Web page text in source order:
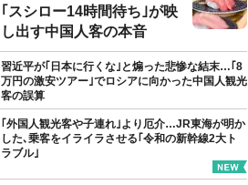
｢スシロー14時間待ち｣が映
し出す中国人客の本音
習近平が｢日本に行くな｣と煽った悲惨な結末…｢8
万円の激安ツアー｣でロシアに向かった中国人観光
客の誤算
｢外国人観光客や子連れ｣より厄介…JR東海が明か
した､乗客をイライラさせる｢令和の新幹線2大ト
ラブル｣